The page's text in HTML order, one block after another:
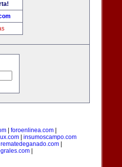
foroenlinea.com
| insumoscampo.com
rematedeganado.com